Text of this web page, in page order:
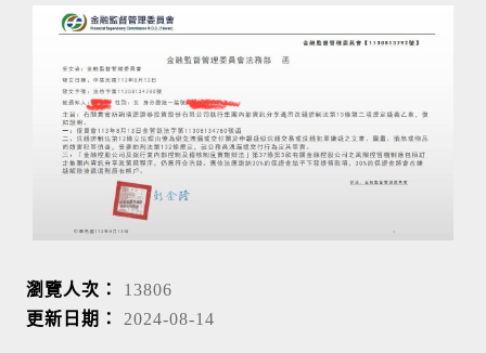
瀏覽人次： 13806
更新日期： 2024-08-14